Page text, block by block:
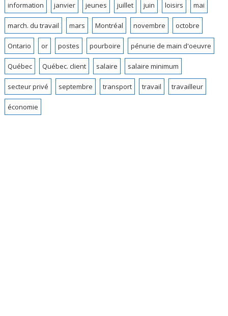
information janvier jeunes juillet juin loisirs mai
march. du travail mars Montréal novembre octobre
Ontario or postes pourboire pénurie de main d'oeuvre
Québec Québec. client salaire salaire minimum
secteur privé septembre transport travail travailleur
économie